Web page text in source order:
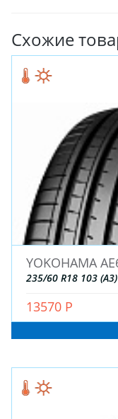
ДЛЯ
ДЛЯ
Схожие
YOKOHAMA
235/60 R18 103
13570 Р